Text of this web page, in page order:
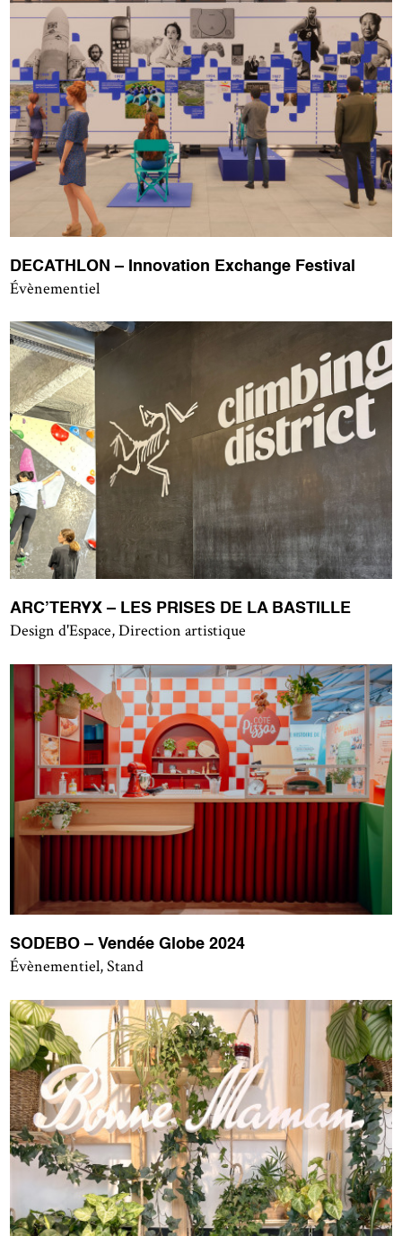
DECATHLON – Innovation Exchange Festival
Évènementiel
ARC’TERYX – LES PRISES DE LA BASTILLE
Design d'Espace, Direction artistique
SODEBO – Vendée Globe 2024
Évènementiel, Stand